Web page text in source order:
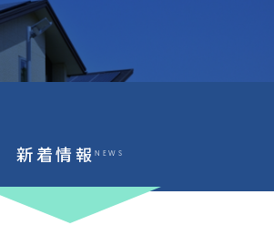
新着情報NEWS